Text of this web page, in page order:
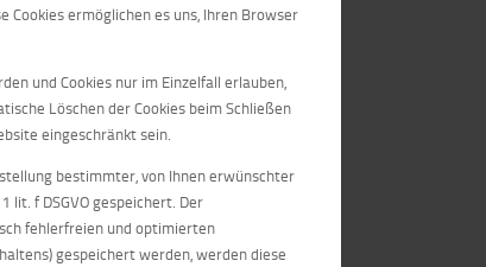
Cookies ermöglichen es uns, Ihren Browser
und Cookies nur im Einzelfall erlauben,
Löschen der Cookies beim Schließen
eingeschränkt sein.
bestimmter, von Ihnen erwünschter
lit. f DSGVO gespeichert. Der
fehlerfreien und optimierten
gespeichert werden, werden diese